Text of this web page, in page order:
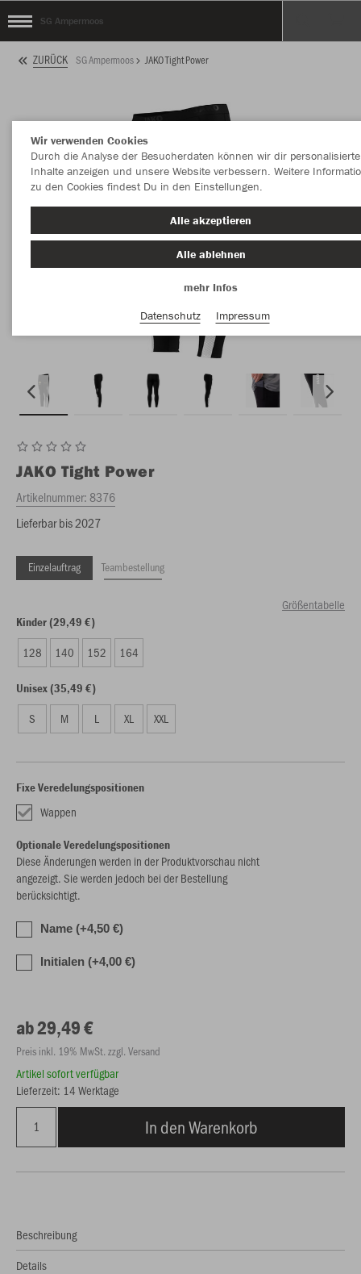
SG Ampermoos
ZURÜCK SG Ampermoos JAKO Tight Power
JAKO Tight Power
Artikelnummer:8376
Lieferbar bis 2027
Einzelauftrag Teambestellung
Größentabelle
Kinder (29,49 €)
128 140 152 164
Unisex (35,49 €)
S M L XL XXL
Fixe Veredelungspositionen
Wappen
Optionale Veredelungspositionen
Diese Änderungen werden in der Produktvorschau nicht
angezeigt. Sie werden jedoch bei der Bestellung
berücksichtigt.
Name (+4,50 €)
Initialen (+4,00 €)
ab 29,49 €
Preis inkl. 19% MwSt. zzgl. Versand
Artikel sofort verfügbar
Lieferzeit: 14 Werktage
In den Warenkorb
Beschreibung
Details
Wir verwenden Cookies
Durch die Analyse der Besucherdaten können wir dir personalisierte
Inhalte anzeigen und unsere Website verbessern. Weitere
zu den Cookies findest Du in den Einstellungen.
Alle akzeptieren
Alle ablehnen
mehr Infos
Datenschutz
Impressum